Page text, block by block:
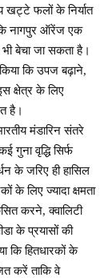
खट्टे फलों के निर्यात
नागपुर ऑरेंज एक
बेचा जा सकता है।
कि उपज बढ़ाने,
क्षेत्र के लिए
है।
मंडारिन संतरे
गुना वृद्धि सिर्फ
के जरिए ही हासिल
के लिए ज्यादा क्षमता
करने, क्वालिटी
के प्रयासों की
कि हितधारकों के
करें ताकि वे